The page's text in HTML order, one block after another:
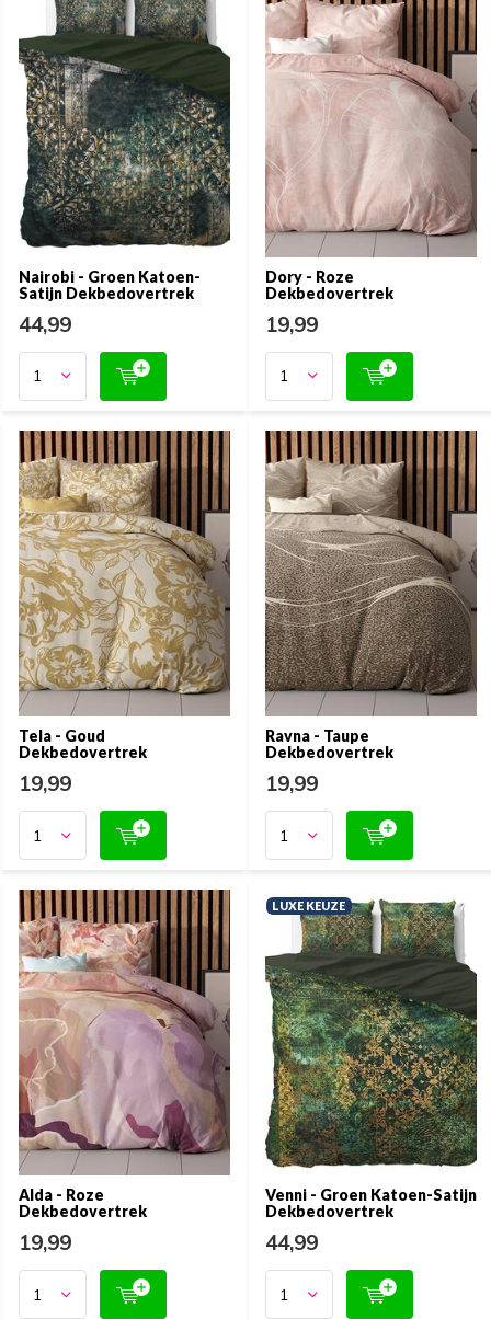
Nairobi - Groen Katoen-
Satijn Dekbedovertrek
44,99
Dory - Roze
Dekbedovertrek
19,99
Tela - Goud
Dekbedovertrek
19,99
Ravna - Taupe
Dekbedovertrek
19,99
Alda - Roze
Dekbedovertrek
19,99
Venni - Groen Katoen-Satijn
Dekbedovertrek
LUXE KEUZE
44,99